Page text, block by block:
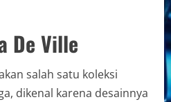
De Ville
salah satu koleksi
dikenal karena desainnya